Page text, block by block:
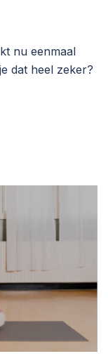
nu eenmaal
dat heel zeker?